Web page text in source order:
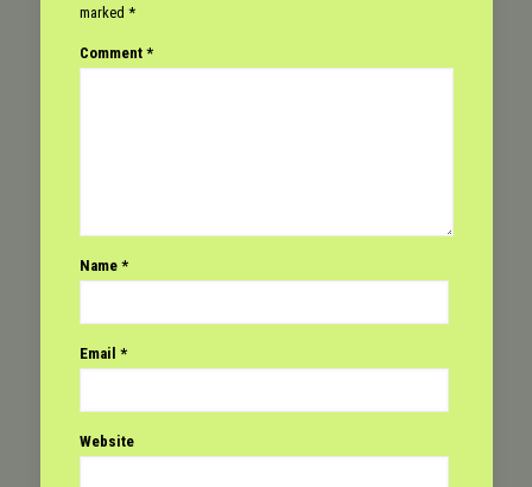
marked *
Comment *
Name *
Email *
Website